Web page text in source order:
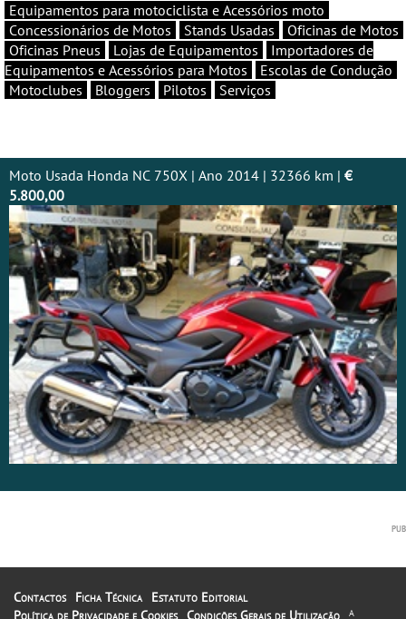
Equipamentos para motociclista e Acessórios moto
Concessionários de Motos
Stands Usadas
Oficinas de Motos
Oficinas Pneus
Lojas de Equipamentos
Importadores de
Equipamentos e Acessórios para Motos
Escolas de Condução
Motoclubes
Bloggers Pilotos Serviços
Moto Usada Honda NC 750X | Ano 2014 | 32366 km | €
5.800,00
Contactos Ficha Técnica
Estatuto Editorial
Política de Privacidade e Cookies Condições Gerais de Utilização A